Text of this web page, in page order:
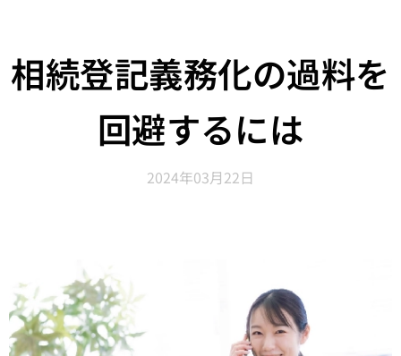
相続登記義務化の過料を
回避するには
2024年03月22日